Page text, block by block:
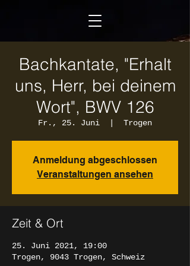
Bachkantate, "Erhalt
uns, Herr, bei deinem
Wort", BWV 126
Fr., 25. Juni Trogen
Anmeldung abgeschlossen
Veranstaltungen ansehen
Zeit & Ort
25. Juni 2021, 19:00
Trogen, 9043 Trogen, Schweiz